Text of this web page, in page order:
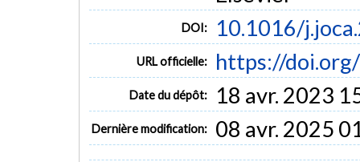
DOI: 10.1016/
URL officielle: https://
Date du dépôt: 18 avr. 2023
Dernière modification: 08 avr. 2025